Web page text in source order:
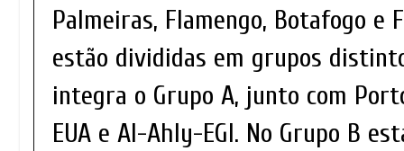
Palmeiras, Flamengo, Botafogo e
estão divididas em grupos
integra o Grupo A, junto com
EUA e Al-Ahly-EGI. No Grupo B